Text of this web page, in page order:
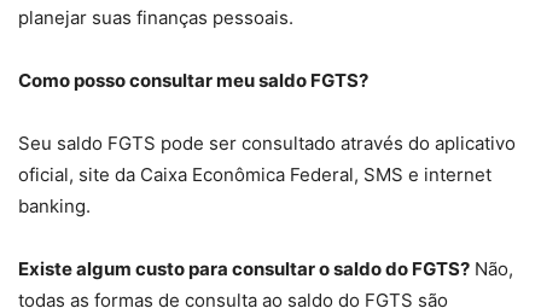
planejar suas finanças pessoais.
Como posso consultar meu saldo FGTS?
Seu saldo FGTS pode ser consultado através do aplicativo
oficial, site da Caixa Econômica Federal, SMS e internet
banking.
Existe algum custo para consultar o saldo do FGTS? Não,
todas as formas de consulta ao saldo do FGTS são